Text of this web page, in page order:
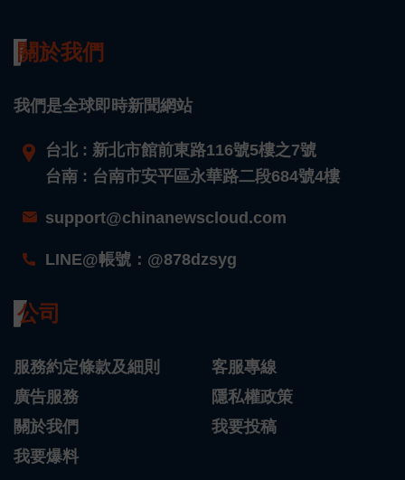
關於我們
我們是全球即時新聞網站
台北 : 新北市館前東路116號5樓之7號
台南 : 台南市安平區永華路二段684號4樓
support@chinanewscloud.com
LINE@帳號：@878dzsyg
公司
服務約定條款及細則
客服專線
廣告服務
隱私權政策
關於我們
我要投稿
我要爆料